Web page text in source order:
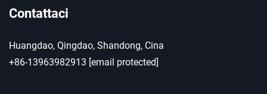
Contattaci
Huangdao, Qingdao, Shandong, Cina
+86-13963982913 [email protected]